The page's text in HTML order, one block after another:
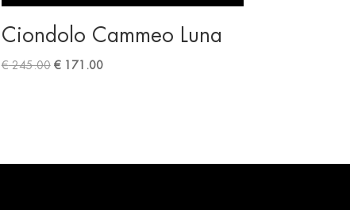
Ciondolo Cammeo Luna
€245.00 Original
€171.00Current